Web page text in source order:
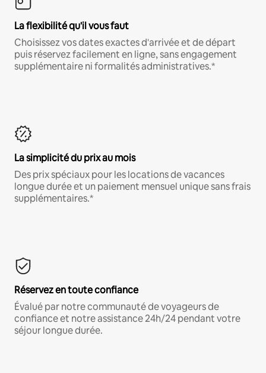
La flexibilité qu'il vous faut
Choisissez vos dates exactes d'arrivée et de départ
puis réservez facilement en ligne, sans engagement
supplémentaire ni formalités administratives.*
La simplicité du prix au mois
Des prix spéciaux pour les locations de vacances
longue durée et un paiement mensuel unique sans frais
supplémentaires.*
Réservez en toute confiance
Évalué par notre communauté de voyageurs de
confiance et notre assistance 24h/24 pendant votre
séjour longue durée.